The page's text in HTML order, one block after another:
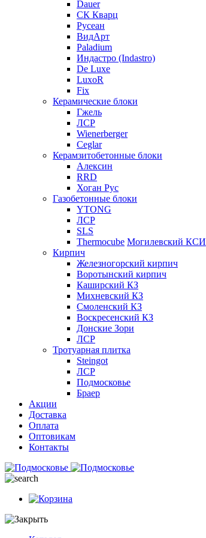
Dauer
СК Кварц
Русеан
ВидАрт
Paladium
Индастро (Indastro)
De Luxe
LuxoR
Fix
Керамические блоки
Гжель
ЛСР
Wienerberger
Ceglar
Керамзитобетонные блоки
Алексин
RRD
Хоган Рус
Газобетонные блоки
YTONG
ЛСР
SLS
Thermocube Могилевский КСИ
Кирпич
Железногорский кирпич
Воротынский кирпич
Каширский КЗ
Михневский КЗ
Смоленский КЗ
Воскресенский КЗ
Донские Зори
ЛСР
Тротуарная плитка
Steingot
ЛСР
Подмосковье
Браер
Акции
Доставка
Оплата
Оптовикам
Контакты